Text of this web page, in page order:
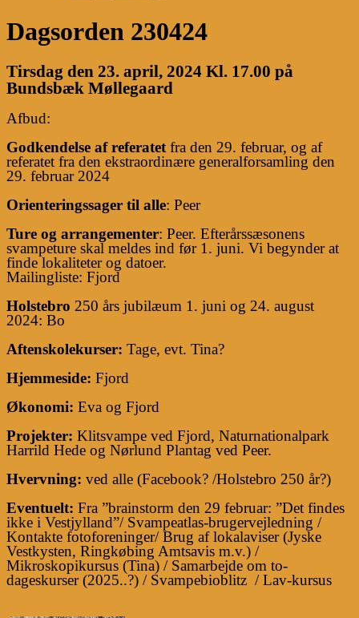
Dagsorden 230424
Tirsdag den​​ 23.​​ april, 2024 Kl. 17.00 på
Bundsbæk Møllegaard
Afbud:
Godkendelse af referatet fra den 29. februar, og af
referatet fra den ekstraordinære generalforsamling den
29. februar 2024
Orienteringssager til alle: Peer
Ture og arrangementer: Peer. Efterårssæsonens
svampeture skal meldes ind før 1. juni. Vi begynder at
finde lokaliteter og datoer.
Mailingliste: Fjord
Holstebro 250 års jubilæum 1. juni og 24. august
2024: Bo
Aftenskolekurser: Tage, evt. Tina?
Hjemmeside: Fjord
Økonomi: Eva og Fjord
Projekter: Klitsvampe ved Fjord, Naturnationalpark
Harrild Hede og Nørlund Plantag ved Peer.
Hvervning: ved alle (Facebook? /Holstebro 250 år?)
Eventuelt: Fra ”brainstorm den 29 februar: ”Det findes
ikke i Vestjylland”/ Svampeatlas-brugervejledning /
Kontakte fotoforeninger/ Brug af lokalaviser (Jyske
Vestkysten, Ringkøbing Amtsavis m.v.) /
Mikroskopikursus (Tina) / Samarbejde om to-
dageskurser (2025..?) / Svampebioblitz / Lav-kursus